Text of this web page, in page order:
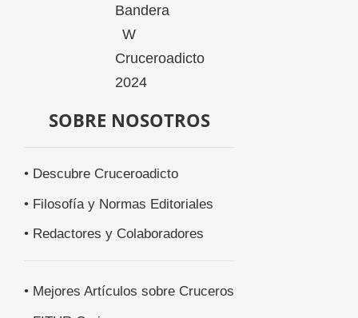
SOBRE NOSOTROS
• Descubre Cruceroadicto
• Filosofía y Normas Editoriales
• Redactores y Colaboradores
• Mejores Artículos sobre Cruceros